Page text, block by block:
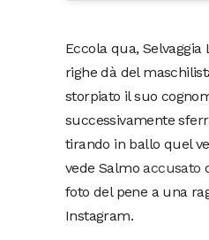
Eccola qua,
righe dà del
storpiato il suo
successivamente
tirando in ballo quel
vede Salmoaccusato
foto del pene a una
Instagram.